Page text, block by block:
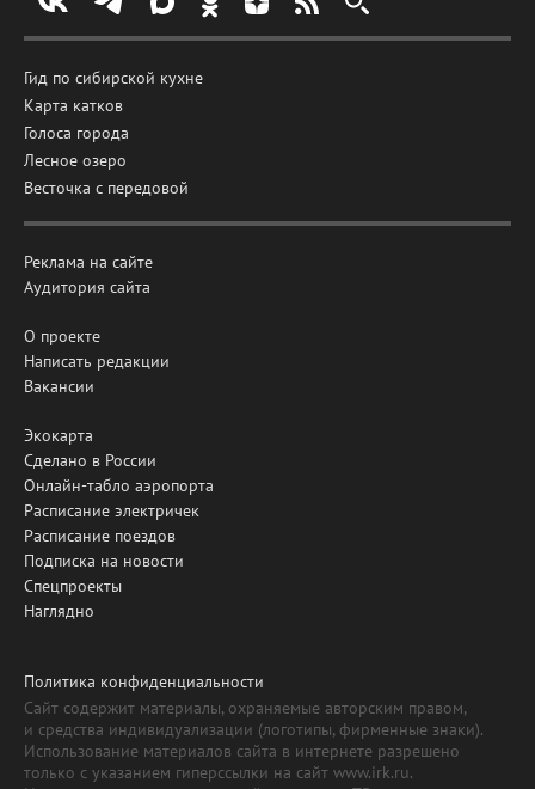
Гид по сибирской кухне
Карта катков
Голоса города
Лесное озеро
Весточка с передовой
Реклама на сайте
Аудитория сайта
О проекте
Написать редакции
Вакансии
Экокарта
Сделано в России
Онлайн-табло аэропорта
Расписание электричек
Расписание поездов
Подписка на новости
Спецпроекты
Наглядно
Политика конфиденциальности
Сайт содержит материалы, охраняемые авторским правом,
и средства индивидуализации (логотипы, фирменные знаки).
Использование материалов сайта в интернете разрешено
только с указанием гиперссылки на сайт www.irk.ru.